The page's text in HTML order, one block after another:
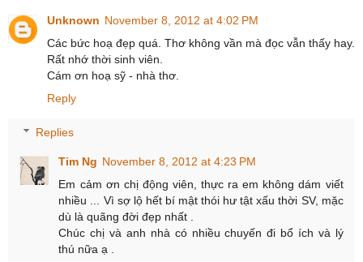
Unknown November 8, 2012 at 4:02 PM
Các bức hoạ đẹp quá. Thơ không vần mà đọc vẫn thấy hay.
Rất nhớ thời sinh viên.
Cám ơn hoạ sỹ - nhà thơ.
Reply
Replies
Tim Ng November 8, 2012 at 4:23 PM
Em cảm ơn chị động viên, thực ra em không dám viết
nhiều ... Vì sợ lộ hết bí mật thói hư tật xấu thời SV, mặc
dù là quãng đời đẹp nhất .
Chúc chị và anh nhà có nhiều chuyến đi bổ ích và lý
thú nữa ạ .